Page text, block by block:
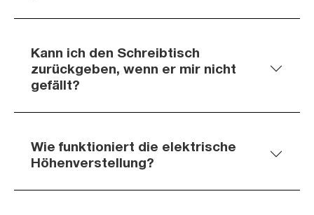
Kann ich den Schreibtisch
zurückgeben, wenn er mir nicht
gefällt?
Wie funktioniert die elektrische
Höhenverstellung?